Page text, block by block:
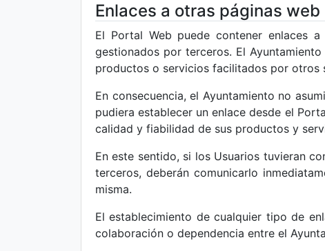
Enlaces a otras páginas web
El Portal Web puede contener enlaces
gestionados por terceros. El
productos o servicios facilitados por otros
En consecuencia, el Ayuntamiento no
pudiera establecer un enlace desde el
calidad y fiabilidad de sus productos y
En este sentido, si los Usuarios tuvieran
terceros, deberán comunicarlo
misma.
El establecimiento de cualquier tipo de
colaboración o dependencia entre el